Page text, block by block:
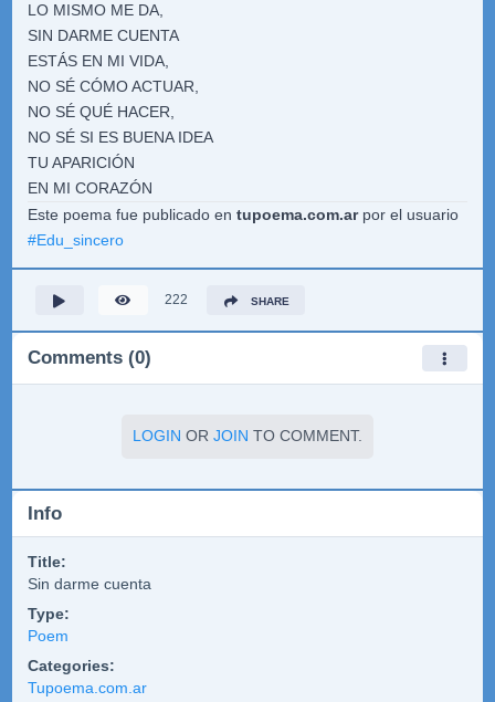
LO MISMO ME DA,
SIN DARME CUENTA
ESTÁS EN MI VIDA,
NO SÉ CÓMO ACTUAR,
NO SÉ QUÉ HACER,
NO SÉ SI ES BUENA IDEA
TU APARICIÓN
EN MI CORAZÓN
Este poema fue publicado en tupoema.com.arpor el usuario
#Edu_sincero
222 SHARE
Comments (0)
LOGIN OR JOIN TO COMMENT.
Info
Title:
Sin darme cuenta
Type:
Poem
Categories:
Tupoema.com.ar